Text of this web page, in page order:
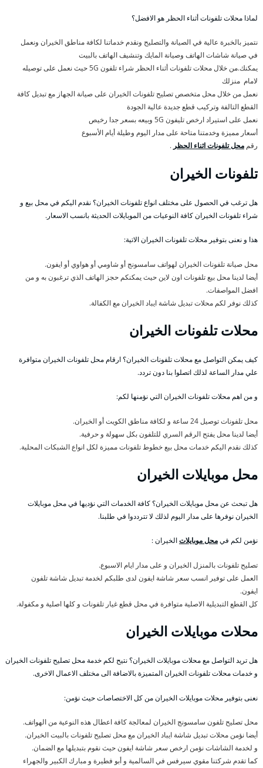
لماذا محلات تلفونات أثناء الحظر هو الافضل؟
نتميز بالخبرة عالية في الصيانة والتصليح ونقدم خدماتنا لكافة مناطق الخيران ونعمل
في صيانة شاشات الهاتف وصيانة المايك وتنشيف الهاتف بالبيت
يمكنك.من خلال محلات تلفونات أثناء الحظر شراء تلفون 5G حيث نعمل على توصيله
لامام منزلك
نعمل من خلال محل متخصص تصليح تلفونات الخيران على صيانة الجهاز مع تبديل كافة
القطع التالفة وتركيب قطع جديدة عالية الجودة
نعمل على استيراد ارخص تليفون 5G وبيعه بسعر جدا رخيص
أسعار مميزة وخدمتنا متاحة على مدار اليوم وطيلة أيام الأسبوع
رقممحل تلفونات اثناء الحظر .
تلفونات الخيران
هل ترغب في الحصول على مختلف انواع تلفونات الخيران؟ نقدم اليكم في محل بيع و
شراء تلفونات الخيران كافة النوعيات من الموبايلات الحديثة بانسب الاسعار.
هذا و نعنى بتوفير محلات تلفونات الخيران الاتية:
محل صيانة تلفونات الخيران لهواتف سامسونج أو شاومي أو هواوي أو ايفون.
أيضا لدينا محل بيع تلفونات اون لاين حيث يمكنكم حجز الهاتف الذي ترغبون به و من
افضل المواصفات.
كذلك نوفر لكم محلات تبديل شاشة ايباد الخيران مع الكفالة.
محلات تلفونات الخيران
كيف يمكن التواصل مع محلات تلفونات الخيران؟ ارقام محل تلفونات الخيران متوافرة
علي مدار الساعة لذلك اتصلوا بنا دون تردد.
و من اهم محلات تلفونات الخيران التي نؤمنها لكم:
محل تلفونات توصيل 24 ساعة و لكافة مناطق الكويت أو الخيران.
أيضا لدينا محل يفتح الرقم السري للتلفون بكل سهولة و حرفية.
كذلك نقدم اليكم خدمات محل بيع خطوط تلفونات مميزة لكل انواع الشبكات المحلية.
محل موبايلات الخيران
هل تبحث عن محل موبايلات الخيران؟ كافة الخدمات التي نؤديها في محل موبايلات
الخيران نوفرها على مدار اليوم لذلك لا تترددوا في طلبنا.
نؤمن لكم فيمحل موبايلاتالخيران :
تصليح تلفونات بالمنزل الخيران و على مدار ايام الاسبوع.
العمل على توفير انسب سعر شاشة ايفون لدى طلبكم لخدمة تبديل شاشة تلفون
ايفون.
كل القطع التبديلية الاصلية متوافرة في محل قطع غيار تلفونات و كلها اصلية و مكفولة.
محلات موبايلات الخيران
هل تريد التواصل مع محلات موبايلات الخيران؟ نتيح لكم خدمة محل تصليح تلفونات الخيران
و خدمات محلات تلفونات الخيران المتميزة بالاضافة الى مختلف الاعمال الاخرى.
نعنى بتوفير محلات موبايلات الخيران من كل الاختصاصات حيث نؤمن:
محل تصليح تلفون سامسونج الخيران لمعالجة كافة اعطال هذه النوعية من الهواتف.
أيضا نؤمن محلات تبديل شاشة ايباد الخيران مع محل تصليح تلفونات بالبيت الخيران.
و لخدمة الشاشات نؤمن ارخص سعر شاشة ايفون حيث نقوم بتبديلها مع الضمان.
كما تقدم شركتنا مقوي سيرفس في السالمية و أبو فطيرة و مبارك الكبير والجهراء